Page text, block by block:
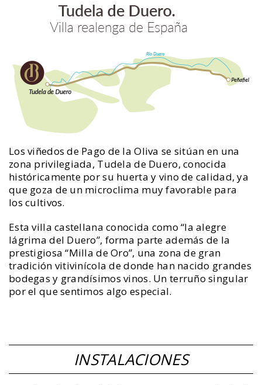
Los viñedos de Pago de la Oliva se sitúan en una
zona privilegiada, Tudela de Duero, conocida
históricamente por su huerta y vino de calidad, ya
que goza de un microclima muy favorable para
los cultivos.
Esta villa castellana conocida como “la alegre
lágrima del Duero”, forma parte además de la
prestigiosa “Milla de Oro”, una zona de gran
tradición vitivinícola de donde han nacido grandes
bodegas y grandísimos vinos. Un terruño singular
por el que sentimos algo especial.
INSTALACIONES